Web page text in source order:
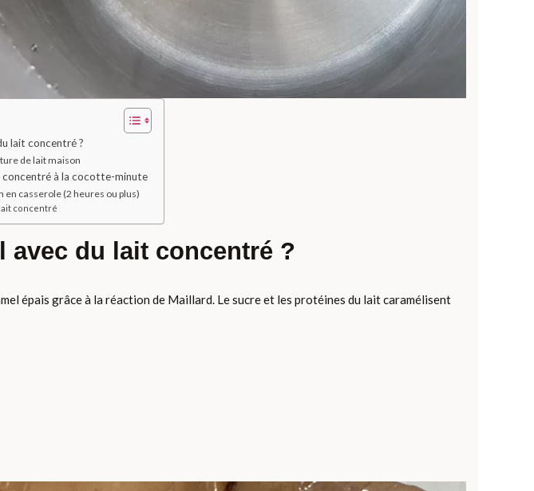
lait concentré ?
de lait maison
concentré à la cocotte-minute
casserole (2 heures ou plus)
concentré
avec du lait concentré ?
épais grâce à la réaction de Maillard. Le sucre et les protéines du lait caramélisent